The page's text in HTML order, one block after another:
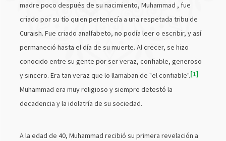
madre poco después de su nacimiento, Muhammad , fue
criado por su tío quien pertenecía a una respetada tribu de
Curaish. Fue criado analfabeto, no podía leer o escribir, y así
permaneció hasta el día de su muerte. Al crecer, se hizo
conocido entre su gente por ser veraz, confiable, generoso
y sincero. Era tan veraz que lo llamaban de "el confiable". 1
Muhammad era muy religioso y siempre detestó la
decadencia y la idolatría de su sociedad.
A la edad de 40, Muhammad recibió su primera revelación a